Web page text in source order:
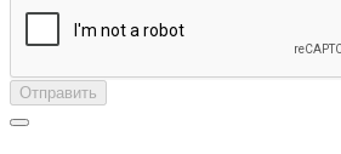
Отправить